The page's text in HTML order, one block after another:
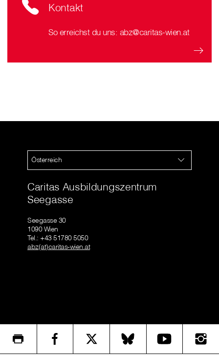
Kontakt
So erreichst du uns: abz@caritas-wien.at
Österreich
Caritas Ausbildungszentrum
Seegasse
Seegasse 30
1090 Wien
Tel.: +43 51780 5050
abz(at)caritas-wien.at